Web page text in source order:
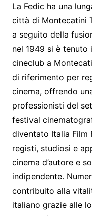
La Fedic ha una
città di Montecatini
a seguito della
nel 1949 si è
cineclub a
di riferimento per
cinema, offrendo
professionisti del
festival
diventato Italia Film
registi, studiosi e
cinema d’autore e
indipendente.
contribuito alla
italiano grazie alle